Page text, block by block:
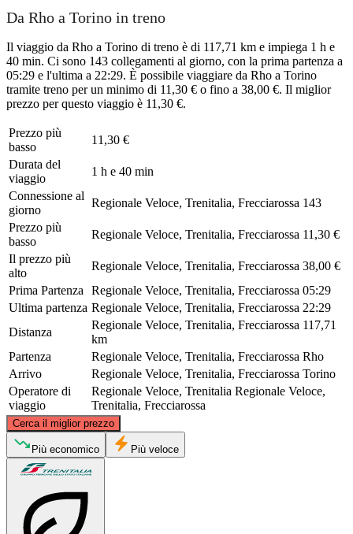
Da Rho a Torino in treno
Il viaggio da Rho a Torino di treno è di 117,71 km e impiega 1 h e
40 min. Ci sono 143 collegamenti al giorno, con la prima partenza a
05:29 e l'ultima a 22:29. È possibile viaggiare da Rho a Torino
tramite treno per un minimo di 11,30 € o fino a 38,00 €. Il miglior
prezzo per questo viaggio è 11,30 €.
Prezzo più
basso
11,30 €
Durata del
viaggio
1 h e 40 min
Connessione al
giorno
Regionale Veloce, Trenitalia, Frecciarossa 143
Prezzo più
basso
Regionale Veloce, Trenitalia, Frecciarossa 11,30 €
Il prezzo più
alto
Regionale Veloce, Trenitalia, Frecciarossa 38,00 €
Prima Partenza
Regionale Veloce, Trenitalia, Frecciarossa 05:29
Ultima partenza Regionale Veloce, Trenitalia, Frecciarossa 22:29
Distanza
Regionale Veloce, Trenitalia, Frecciarossa 117,71
km
Partenza
Regionale Veloce, Trenitalia, Frecciarossa Rho
Arrivo
Regionale Veloce, Trenitalia, Frecciarossa Torino
Operatore di
viaggio
Regionale Veloce, Trenitalia Regionale Veloce,
Trenitalia, Frecciarossa
Cerca il miglior prezzo
©CARTO
Più economico Più veloce